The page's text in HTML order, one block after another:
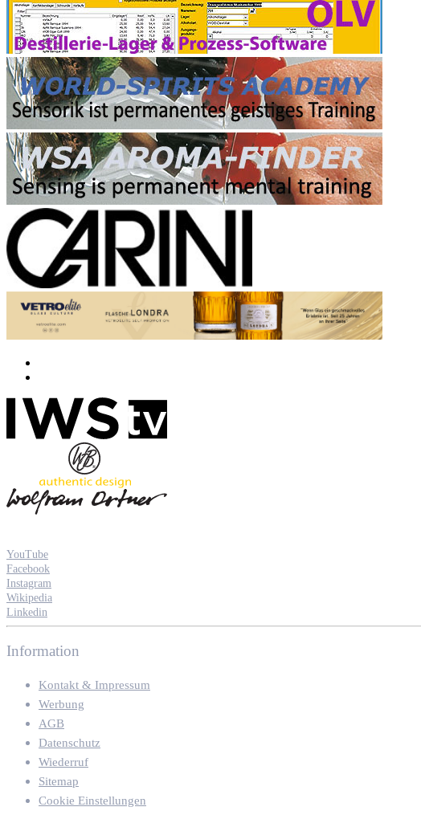
YouTube
Facebook
Instagram
Wikipedia
Linkedin
Information
Kontakt & Impressum
Werbung
AGB
Datenschutz
Wiederruf
Sitemap
Cookie Einstellungen